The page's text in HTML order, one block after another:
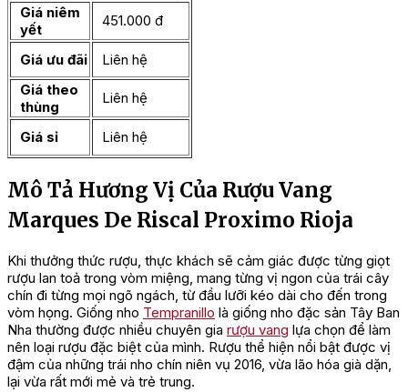
Giá niêm
yết
451.000 đ
Giá ưu đãi
Liên hệ
Giá theo
thùng
Liên hệ
Giá sỉ Liên hệ
Mô Tả Hương Vị Của Rượu Vang
Marques De Riscal Proximo Rioja
Khi thưởng thức rượu, thực khách sẽ cảm giác được từng giọt
rượu lan toả trong vòm miệng, mang từng vị ngon của trái cây
chín đi từng mọi ngõ ngách, từ đầu lưỡi kéo dài cho đến trong
vòm họng. Giống nho Tempranillo là giống nho đặc sản Tây Ban
Nha thường được nhiều chuyên gia rượu vang lựa chọn để làm
nên loại rượu đặc biệt của mình. Rượu thể hiện nổi bật được vị
đậm của những trái nho chín niên vụ 2016, vừa lão hóa già dặn,
lại vừa rất mới mẻ và trẻ trung.